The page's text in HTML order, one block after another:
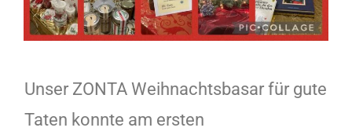
Unser ZONTA Weihnachtsbasar für gute
Taten konnte am ersten